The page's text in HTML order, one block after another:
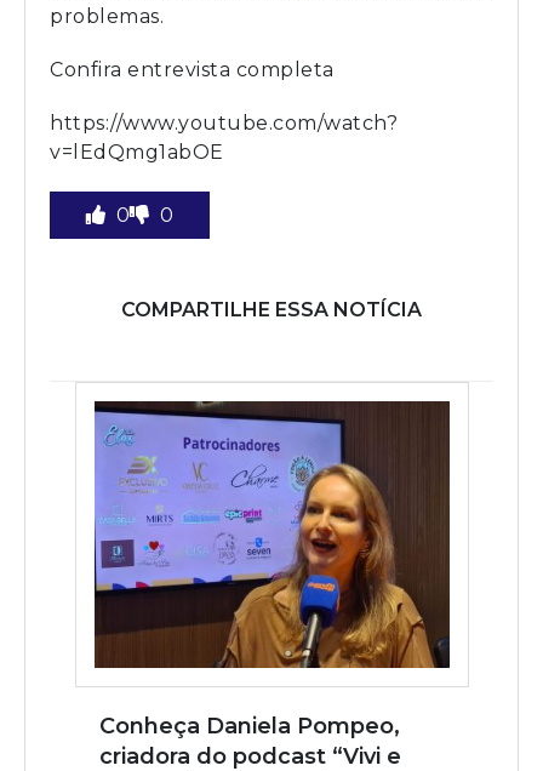
problemas.
Confira entrevista completa
https://www.youtube.com/watch?
v=lEdQmg1abOE
0 0
COMPARTILHE ESSA NOTÍCIA
Conheça Daniela Pompeo,
criadora do podcast “Vivi e